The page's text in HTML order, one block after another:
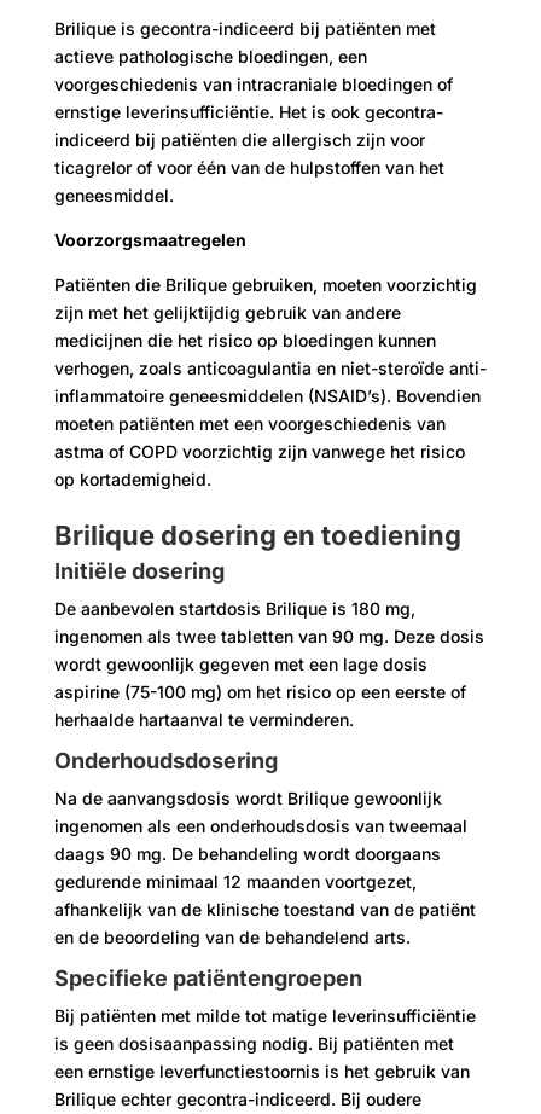
Brilique is gecontra-indiceerd bij patiënten met
actieve pathologische bloedingen, een
voorgeschiedenis van intracraniale bloedingen of
ernstige leverinsufficiëntie. Het is ook gecontra-
indiceerd bij patiënten die allergisch zijn voor
ticagrelor of voor één van de hulpstoffen van het
geneesmiddel.
Voorzorgsmaatregelen
Patiënten die Brilique gebruiken, moeten voorzichtig
zijn met het gelijktijdig gebruik van andere
medicijnen die het risico op bloedingen kunnen
verhogen, zoals anticoagulantia en niet-steroïde anti-
inflammatoire geneesmiddelen (NSAID’s). Bovendien
moeten patiënten met een voorgeschiedenis van
astma of COPD voorzichtig zijn vanwege het risico
op kortademigheid.
Brilique dosering en toediening
Initiële dosering
De aanbevolen startdosis Brilique is 180 mg,
ingenomen als twee tabletten van 90 mg. Deze dosis
wordt gewoonlijk gegeven met een lage dosis
aspirine (75-100 mg) om het risico op een eerste of
herhaalde hartaanval te verminderen.
Onderhoudsdosering
Na de aanvangsdosis wordt Brilique gewoonlijk
ingenomen als een onderhoudsdosis van tweemaal
daags 90 mg. De behandeling wordt doorgaans
gedurende minimaal 12 maanden voortgezet,
afhankelijk van de klinische toestand van de patiënt
en de beoordeling van de behandelend arts.
Specifieke patiëntengroepen
Bij patiënten met milde tot matige leverinsufficiëntie
is geen dosisaanpassing nodig. Bij patiënten met
een ernstige leverfunctiestoornis is het gebruik van
Brilique echter gecontra-indiceerd. Bij oudere